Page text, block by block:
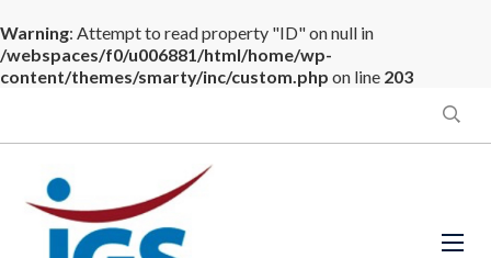
Warning: Attempt to read property "ID" on null in
/webspaces/f0/u006881/html/home/wp-
content/themes/smarty/inc/custom.php on line 203